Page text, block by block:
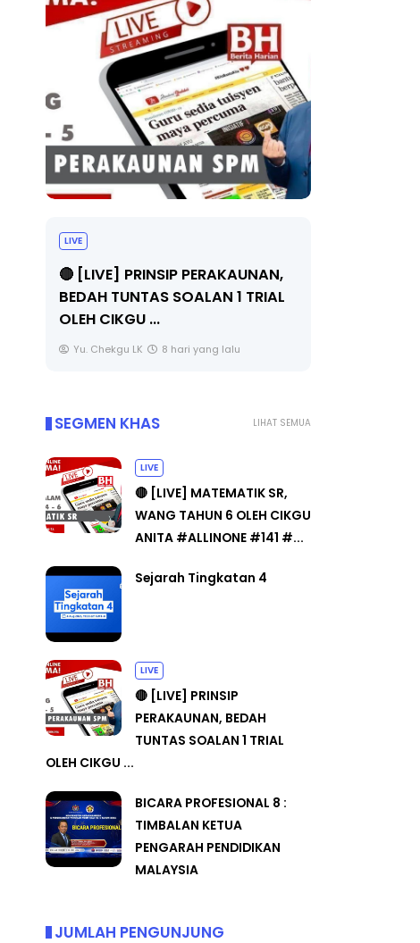
BICARA PROFESIONAL 8 :
TIMBALAN KETUA PENGARAH
PENDIDIKAN MALAYSIA
Unknown 10 hari yang lalu
LIHAT SEMUA
SEGMEN KHAS
LIVE
🔴 [LIVE] MATEMATIK SR,
WANG TAHUN 6 OLEH CIKGU
ANITA #ALLINONE #141 #...
Sejarah Tingkatan 4
LIVE
🔴 [LIVE] PRINSIP
PERAKAUNAN, BEDAH
TUNTAS SOALAN 1 TRIAL
OLEH CIKGU ...
BICARA PROFESIONAL 8 :
TIMBALAN KETUA
PENGARAH PENDIDIKAN
MALAYSIA
JUMLAH PENGUNJUNG